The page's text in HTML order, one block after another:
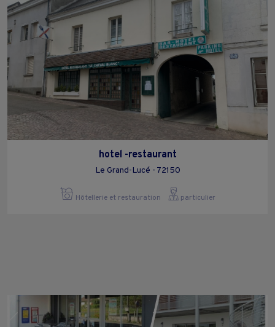
hotel -restaurant
Le Grand-Lucé - 72150
Hôtellerie et restauration particulier